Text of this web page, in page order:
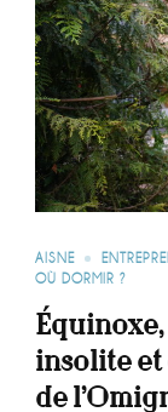
AISNE
OÙ DORMIR ?
insolite
de